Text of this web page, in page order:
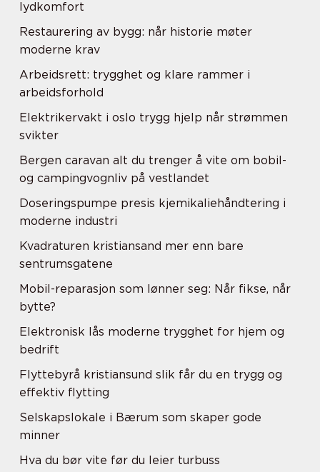
lydkomfort
Restaurering av bygg: når historie møter
moderne krav
Arbeidsrett: trygghet og klare rammer i
arbeidsforhold
Elektrikervakt i oslo trygg hjelp når strømmen
svikter
Bergen caravan alt du trenger å vite om bobil-
og campingvognliv på vestlandet
Doseringspumpe presis kjemikaliehåndtering i
moderne industri
Kvadraturen kristiansand mer enn bare
sentrumsgatene
Mobil-reparasjon som lønner seg: Når fikse, når
bytte?
Elektronisk lås moderne trygghet for hjem og
bedrift
Flyttebyrå kristiansund slik får du en trygg og
effektiv flytting
Selskapslokale i Bærum som skaper gode
minner
Hva du bør vite før du leier turbuss